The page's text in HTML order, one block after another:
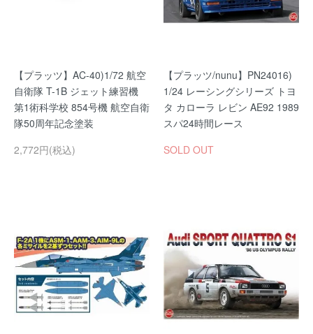
【プラッツ】AC-40)1/72 航空
自衛隊 T-1B ジェット練習機
第1術科学校 854号機 航空自衛
隊50周年記念塗装
2,772円(税込)
【プラッツ/nunu】PN24016)
1/24 レーシングシリーズ トヨ
タ カローラ レビン AE92 1989
スパ24時間レース
SOLD OUT